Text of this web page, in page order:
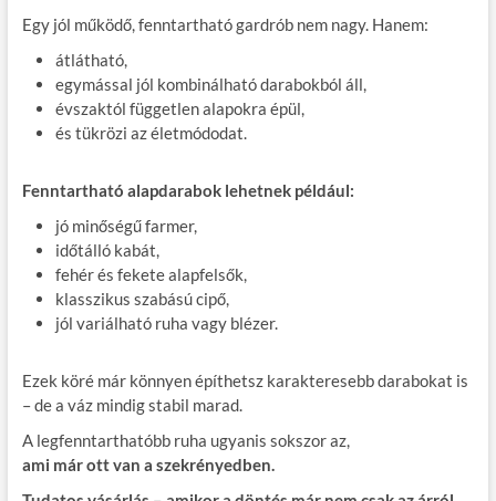
Egy jól működő, fenntartható gardrób nem nagy. Hanem:
átlátható,
egymással jól kombinálható darabokból áll,
évszaktól független alapokra épül,
és tükrözi az életmódodat.
Fenntartható alapdarabok lehetnek például:
jó minőségű farmer,
időtálló kabát,
fehér és fekete alapfelsők,
klasszikus szabású cipő,
jól variálható ruha vagy blézer.
Ezek köré már könnyen építhetsz karakteresebb darabokat is
– de a váz mindig stabil marad.
A legfenntarthatóbb ruha ugyanis sokszor az,
ami már ott van a szekrényedben.